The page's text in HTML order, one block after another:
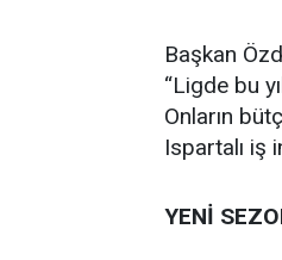
Başkan
“Ligde bu
Onların
Ispartalı iş
YENİ